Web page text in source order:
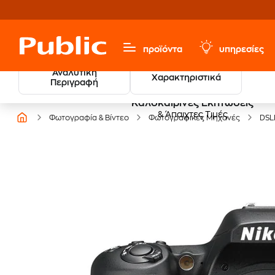
προϊόντα υπηρεσίες
Αναλυτική
Περιγραφή
Χαρακτηριστικά
Καλοκαιρινές Εκπτώσεις
& Άπαιχτες Τιμές
Φωτογραφία & Βίντεο Φωτογραφικές Μηχανές